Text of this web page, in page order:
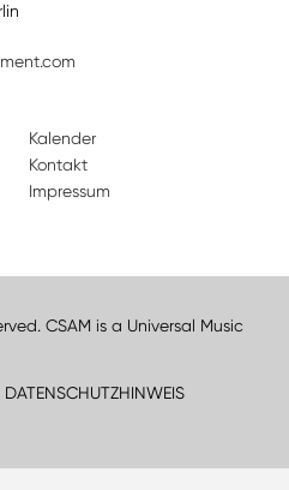
Kalender
Kontakt
Impressum
CSAM is a Universal Music
DATENSCHUTZHINWEIS